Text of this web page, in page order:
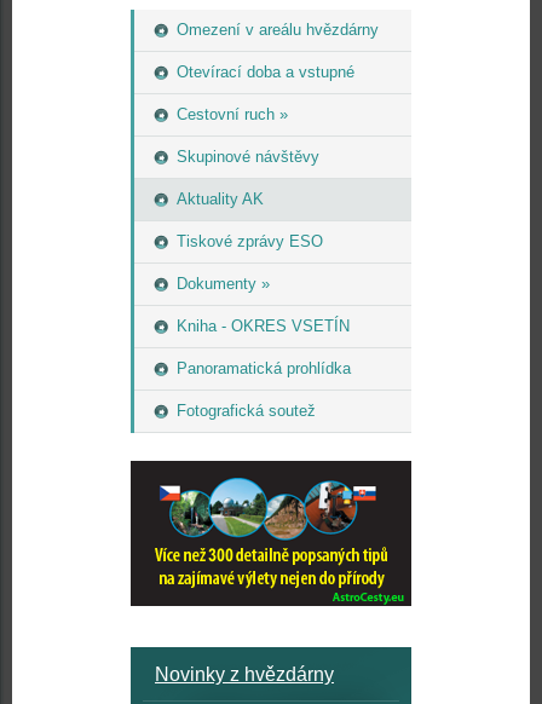
Omezení v areálu hvězdárny
Otevírací doba a vstupné
Cestovní ruch »
Skupinové návštěvy
Aktuality AK
Tiskové zprávy ESO
Dokumenty »
Kniha - OKRES VSETÍN
Panoramatická prohlídka
Fotografická soutež
Novinky z hvězdárny